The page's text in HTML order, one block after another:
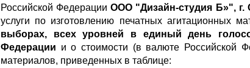
Российской ФедерацииООО "Дизайн-студия Б»", г.
услуги по изготовлению печатных агитационных
выборах, всех уровней в единый день
Федерации и о стоимости (в валюте Российской
материалов, приведенных в таблице: